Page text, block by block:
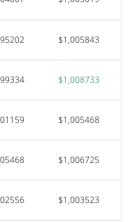
$1,005843
$1,008733
$1,005468
$1,006725
$1,003523